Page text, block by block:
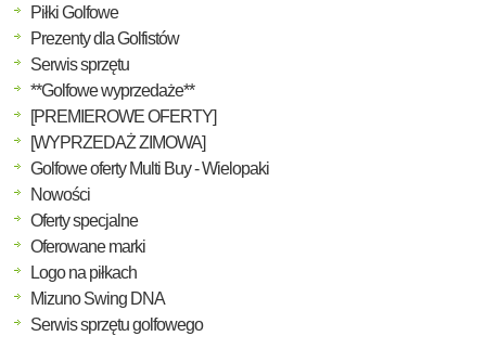
Piłki Golfowe
Prezenty dla Golfistów
Serwis sprzętu
**Golfowe wyprzedaże**
[PREMIEROWE OFERTY]
[WYPRZEDAŻ ZIMOWA]
Golfowe oferty Multi Buy - Wielopaki
Nowości
Oferty specjalne
Oferowane marki
Logo na piłkach
Mizuno Swing DNA
Serwis sprzętu golfowego